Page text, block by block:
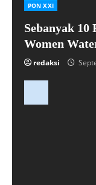
PON XXI
Sebanyak 10
Women
redaksi